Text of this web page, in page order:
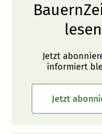
Jetzt
informiert
Jetzt